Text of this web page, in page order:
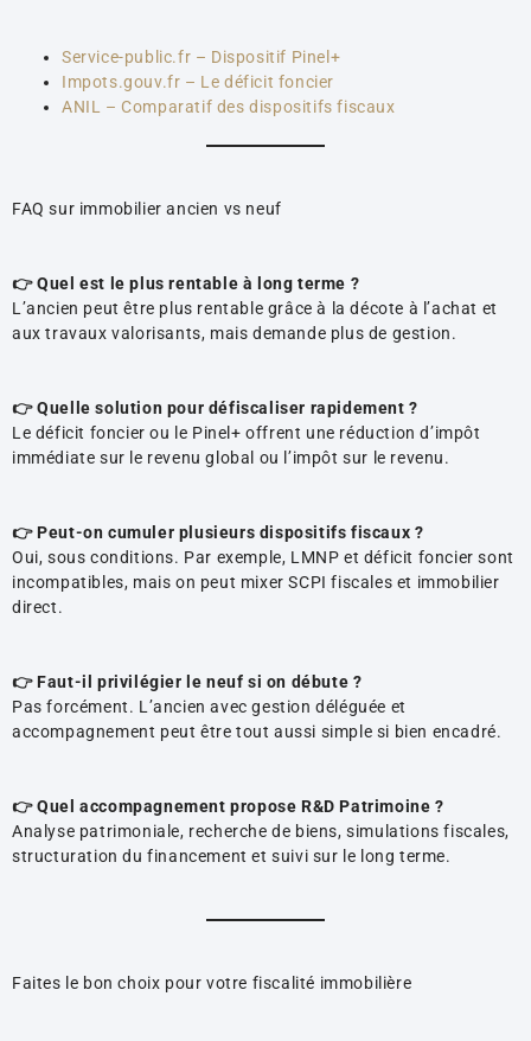
Service-public.fr – Dispositif Pinel+
Impots.gouv.fr – Le déficit foncier
ANIL – Comparatif des dispositifs fiscaux
FAQ sur immobilier ancien vs neuf
👉 Quel est le plus rentable à long terme ?
L’ancien peut être plus rentable grâce à la décote à l’achat et
aux travaux valorisants, mais demande plus de gestion.
👉 Quelle solution pour défiscaliser rapidement ?
Le déficit foncier ou le Pinel+ offrent une réduction d’impôt
immédiate sur le revenu global ou l’impôt sur le revenu.
👉 Peut-on cumuler plusieurs dispositifs fiscaux ?
Oui, sous conditions. Par exemple, LMNP et déficit foncier sont
incompatibles, mais on peut mixer SCPI fiscales et immobilier
direct.
👉 Faut-il privilégier le neuf si on débute ?
Pas forcément. L’ancien avec gestion déléguée et
accompagnement peut être tout aussi simple si bien encadré.
👉 Quel accompagnement propose R&D Patrimoine ?
Analyse patrimoniale, recherche de biens, simulations fiscales,
structuration du financement et suivi sur le long terme.
Faites le bon choix pour votre fiscalité immobilière